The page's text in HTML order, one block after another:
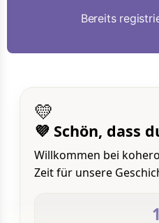
Bereits
💛
💜 Schön, dass
Willkommen bei
Zeit für unsere
1